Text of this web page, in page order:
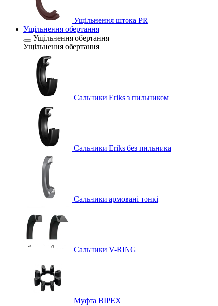
Ущільнення штока PR
Ущільнення обертання
Ущільнення обертання
Ущільнення обертання
Сальники Eriks з пильником
Сальники Eriks без пильника
Сальники армовані тонкі
Сальники V-RING
Муфта BIPEX